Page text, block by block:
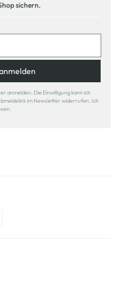
sichern.
anmelden. Die Einwilligung kann ich
im Newsletter widerrufen. Ich